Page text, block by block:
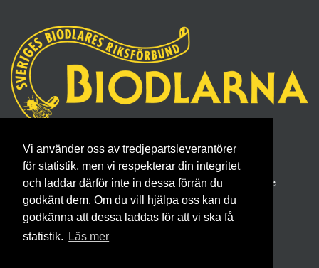
Vi använder oss av tredjepartsleverantörer
för statistik, men vi respekterar din integritet
och laddar därför inte in dessa förrän du
godkänt dem. Om du vill hjälpa oss kan du
godkänna att dessa laddas för att vi ska få
statistik.
Läs mer
Sveriges Biodlares Riksförbund
Borgmästaregatan 26, 596 34 Skänninge
Telefon 0142- 48 20 00, E-post: info@biodlarna.se
Köpvillkor för medlemskap